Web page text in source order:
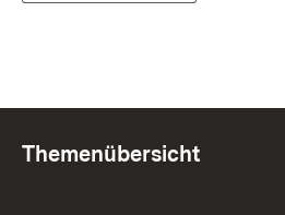
Themenübersicht